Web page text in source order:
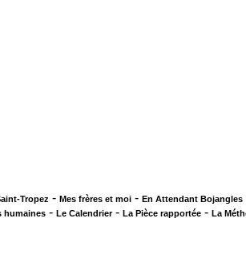
Tropez - Mes frères et moi - En Attendant Bojangles
humaines - Le Calendrier- La Pièce rapportée - La